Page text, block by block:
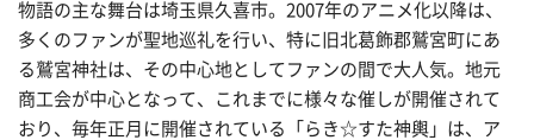
物語の主な舞台は埼玉県久喜市。2007年のアニメ化以降は、
多くのファンが聖地巡礼を行い、特に旧北葛飾郡鷲宮町にあ
る鷲宮神社は、その中心地としてファンの間で大人気。地元
商工会が中心となって、これまでに様々な催しが開催されて
おり、毎年正月に開催されている「らき☆すた神輿」は、ア